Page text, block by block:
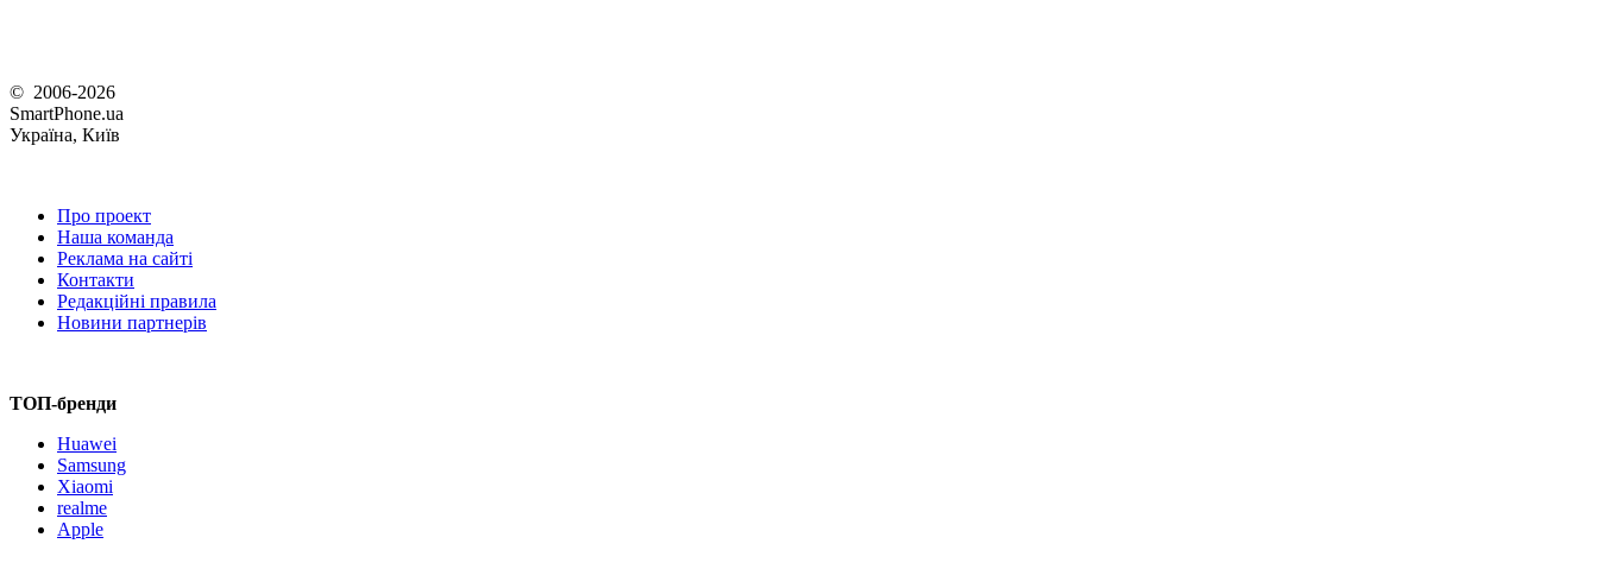
© 2006-2026
SmartPhone.ua
Україна, Київ
Про проект
Наша команда
Реклама на сайті
Контакти
Редакційні правила
Новини партнерів
ТОП-бренди
Huawei
Samsung
Xiaomi
realme
Apple